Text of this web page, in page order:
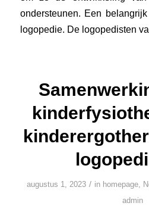
ondersteunen. Een
logopedie. De logopedisten
augustus 1, 2023 / in homepage,
admin